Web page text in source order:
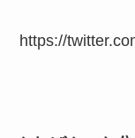
https://